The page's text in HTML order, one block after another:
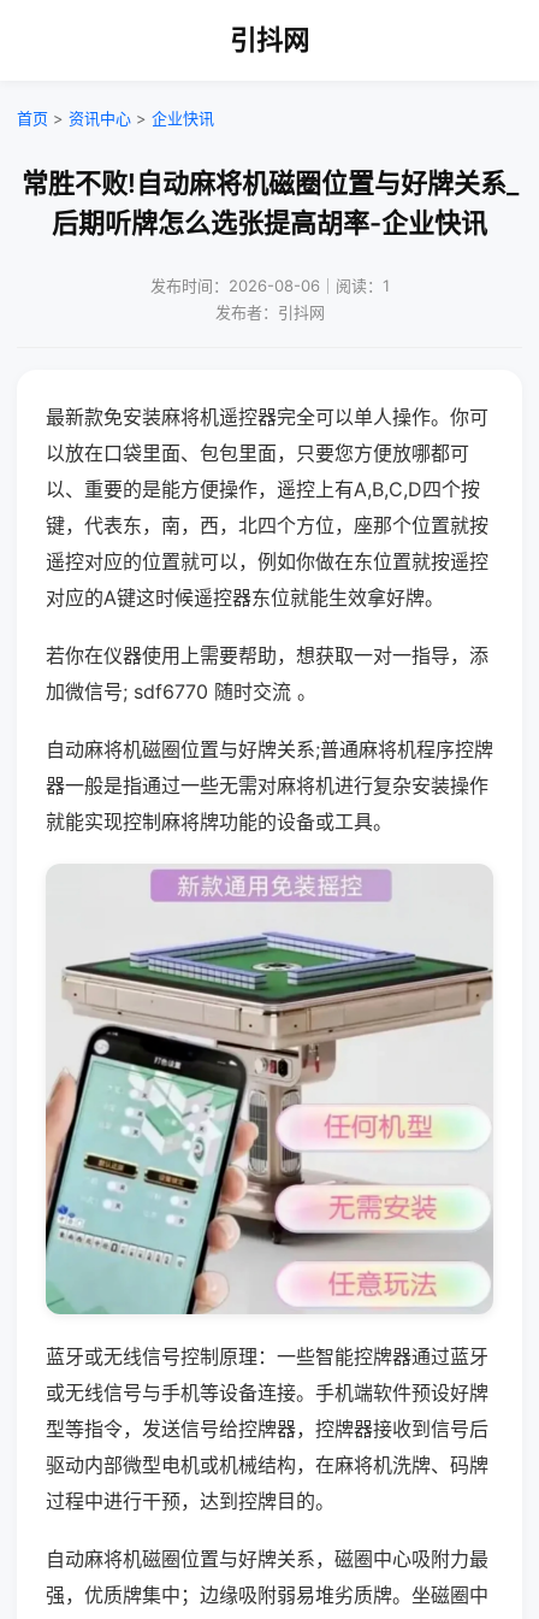
引抖网
首页 > 资讯中心 > 企业快讯
常胜不败!自动麻将机磁圈位置与好牌关系_
后期听牌怎么选张提高胡率-企业快讯
发布时间：2026-08-06｜阅读：1
发布者：引抖网
最新款免安装麻将机遥控器完全可以单人操作。你可
以放在口袋里面、包包里面，只要您方便放哪都可
以、重要的是能方便操作，遥控上有A,B,C,D四个按
键，代表东，南，西，北四个方位，座那个位置就按
遥控对应的位置就可以，例如你做在东位置就按遥控
对应的A键这时候遥控器东位就能生效拿好牌。
若你在仪器使用上需要帮助，想获取一对一指导，添
加微信号; sdf6770 随时交流 。
自动麻将机磁圈位置与好牌关系;普通麻将机程序控牌
器一般是指通过一些无需对麻将机进行复杂安装操作
就能实现控制麻将牌功能的设备或工具。
蓝牙或无线信号控制原理：一些智能控牌器通过蓝牙
或无线信号与手机等设备连接。手机端软件预设好牌
型等指令，发送信号给控牌器，控牌器接收到信号后
驱动内部微型电机或机械结构，在麻将机洗牌、码牌
过程中进行干预，达到控牌目的。
自动麻将机磁圈位置与好牌关系，磁圈中心吸附力最
强，优质牌集中；边缘吸附弱易堆劣质牌。坐磁圈中